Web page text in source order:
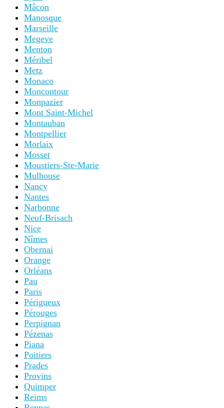
Mâcon
Manosque
Marseille
Megeve
Menton
Méribel
Metz
Monaco
Moncontour
Monpazier
Mont Saint-Michel
Montauban
Montpellier
Morlaix
Mosset
Moustiers-Ste-Marie
Mulhouse
Nancy
Nantes
Narbonne
Neuf-Brisach
Nice
Nîmes
Obernai
Orange
Orléans
Pau
Paris
Périgueux
Pérouges
Perpignan
Pézenas
Piana
Poitiers
Prades
Provins
Quimper
Reims